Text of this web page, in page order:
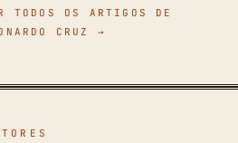
TODOS OS ARTIGOS DE
CRUZ →